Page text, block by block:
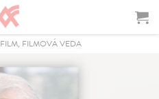
FILM, FILMOVÁ VEDA